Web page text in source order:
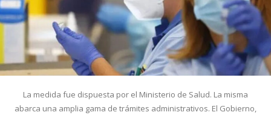
La medida fue dispuesta por el Ministerio de Salud. La misma
abarca una amplia gama de trámites administrativos. El Gobierno,